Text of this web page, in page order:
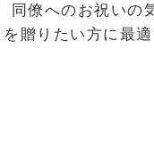
同僚へのお祝いの
贈りたい方に最